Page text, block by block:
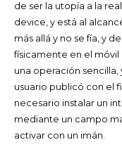
de ser la utopía a la
device, y está al
más allá y no se fía, y
físicamente en el móvil
una operación
usuario publicó con el
necesario instalar un
mediante un campo
activar con un imán.